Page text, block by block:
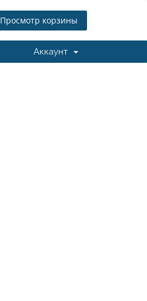
Просмотр корзины
Аккаунт